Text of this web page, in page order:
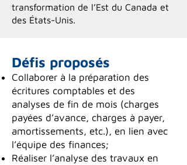
transformation de l’Est du Canada et
des États-Unis.
Défis proposés
Collaborer à la préparation des
écritures comptables et des
analyses de fin de mois (charges
payées d’avance, charges à payer,
amortissements, etc.), en lien avec
l’équipe des finances;
Réaliser l’analyse des travaux en